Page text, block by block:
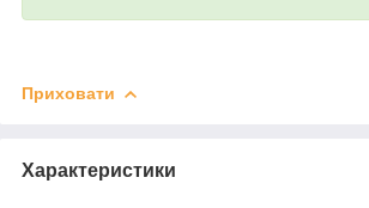
Приховати
Характеристики